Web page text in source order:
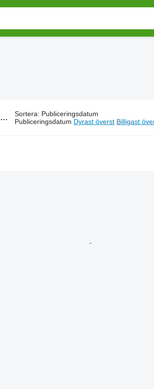
Sortera: Publiceringsdatum
Publiceringsdatum Dyrast överst Billigast